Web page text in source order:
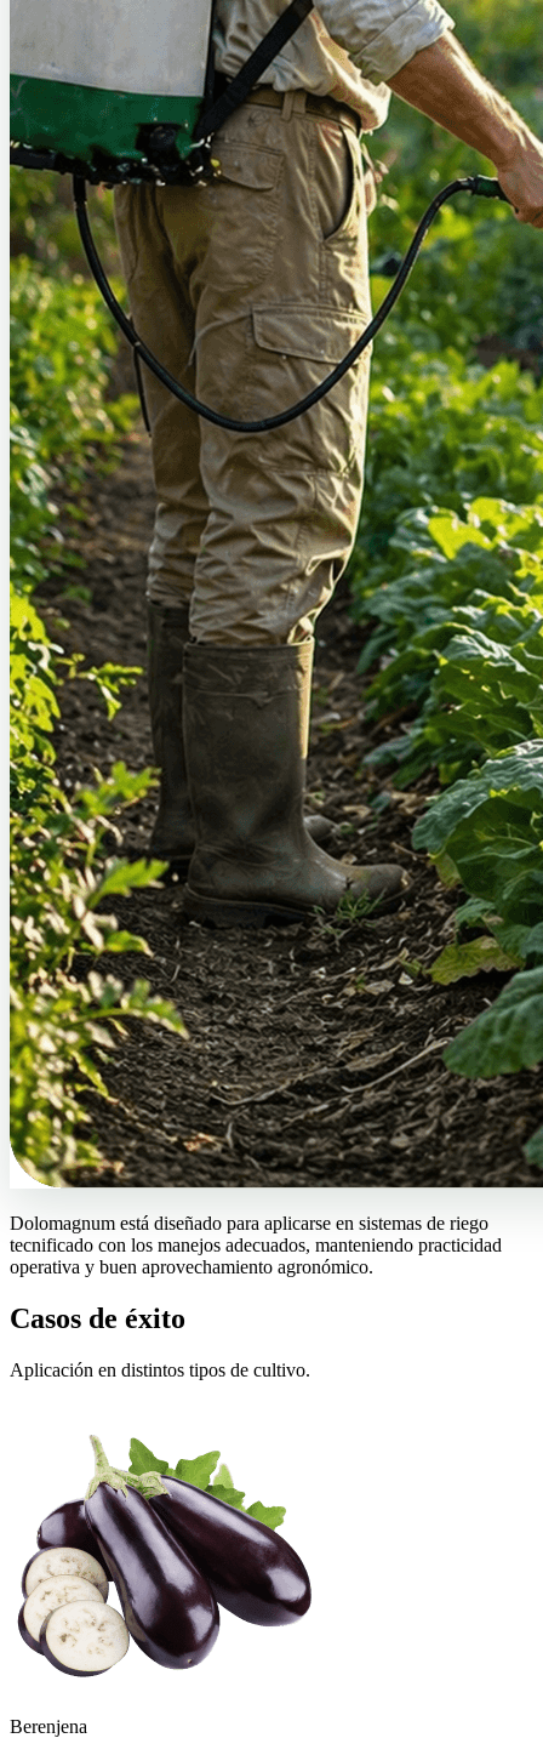
Dolomagnum está diseñado para aplicarse en sistemas de riego
tecnificado con los manejos adecuados, manteniendo practicidad
operativa y buen aprovechamiento agronómico.
Casos de éxito
Aplicación en distintos tipos de cultivo.
Berenjena